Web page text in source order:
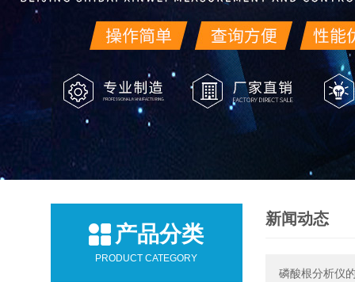
产品分类
PRODUCT CATEGORY
新闻动态
磷酸根分析仪